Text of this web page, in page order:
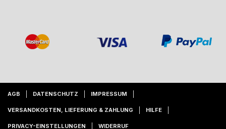
AGB DATENSCHUTZ IMPRESSUM
VERSANDKOSTEN, LIEFERUNG & ZAHLUNG HILFE
PRIVACY-EINSTELLUNGEN WIDERRUF